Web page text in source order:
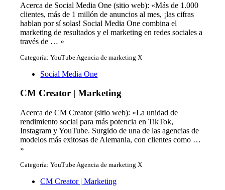
Acerca de Social Media One (sitio web): «Más de 1.000
clientes, más de 1 millón de anuncios al mes, ¡las cifras
hablan por sí solas! Social Media One combina el
marketing de resultados y el marketing en redes sociales a
través de … »
Categoría: YouTube Agencia de marketing X
Social Media One
CM Creator | Marketing
Acerca de CM Creator (sitio web): «La unidad de
rendimiento social para más potencia en TikTok,
Instagram y YouTube. Surgido de una de las agencias de
modelos más exitosas de Alemania, con clientes como …
»
Categoría: YouTube Agencia de marketing X
CM Creator | Marketing